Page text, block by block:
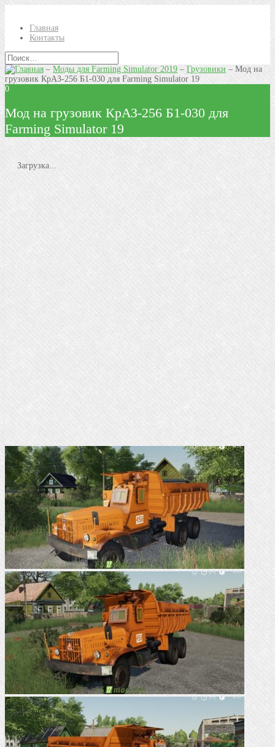
Главная
Контакты
–Моды для Farming Simulator 2019 – Грузовики– Мод на
грузовик КрАЗ-256 Б1-030 для Farming Simulator 19
0
Мод на грузовик КрАЗ-256 Б1-030 для
Farming Simulator 19
Загрузка...